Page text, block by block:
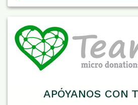
APÓYANOS CON